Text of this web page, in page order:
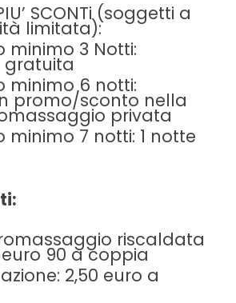
SCONTi (soggetti a
limitata):
minimo 3 Notti:
gratuita
minimo 6 notti:
promo/sconto nella
privata
minimo 7 notti: 1 notte
riscaldata
90 a coppia
2,50 euro a